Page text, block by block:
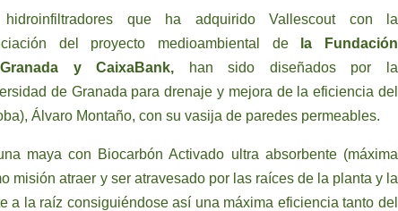
hidroinfiltradores que ha adquirido Vallescout con la
del proyecto medioambiental de
la Fundación
y CaixaBank, han sido diseñados por la
de Granada para drenaje y mejora de la eficiencia del
Álvaro Montaño, con su vasija de paredes permeables.
maya con Biocarbón Activado ultra absorbente (máxima
misión atraer y ser atravesado por las raíces de la planta y la
a la raíz consiguiéndose así una máxima eficiencia tanto del